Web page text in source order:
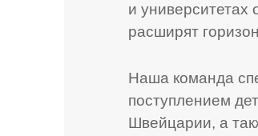
и университетах
расширят
Наша команда
поступлением
Швейцарии, а